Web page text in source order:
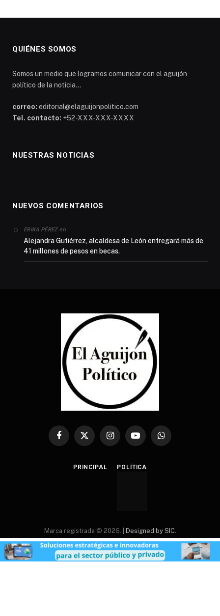
QUIÉNES SOMOS
Somos un medio que logramos comunicar con el aguijón
político de la noticia...
correo: editorial@elaguijonpolitico.com
Tel. contacto: +52-XXX-XXX-XXXX
NUESTRAS NOTICIAS
NUEVOS COMENTARIOS
ERIKA PÉREZen
Alejandra Gutiérrez, alcaldesa de León entregará más de
41 millones de pesos en becas.
Facebook
X
InstagramYouTubeWhatsApp
PRINCIPAL POLÍTICA
Marca registrada © 2026. | Designed by SIC.